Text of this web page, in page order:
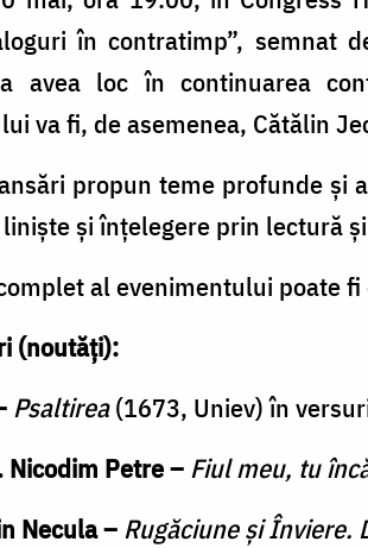
în contratimp”, semnat
avea loc în continuarea
va fi, de asemenea, Cătălin
propun teme profunde
și înțelegere prin lectură
al evenimentului poate
(noutăți):
Psaltirea(1673, Uniev) în
Nicodim Petre – Fiul meu, tu
Necula – Rugăciune și Înviere.